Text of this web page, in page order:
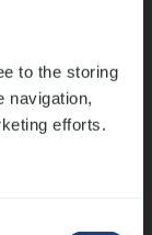
to the storing
navigation,
efforts.